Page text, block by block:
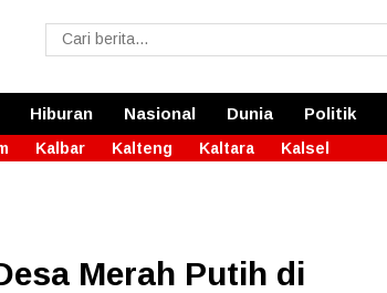
Hiburan Nasional Dunia Politik
Kalbar Kalteng Kaltara Kalsel
Merah Putih di